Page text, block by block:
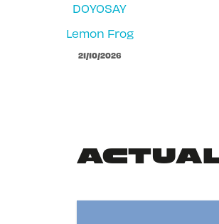
DOYOSAY
Lemon Frog
21/10/2026